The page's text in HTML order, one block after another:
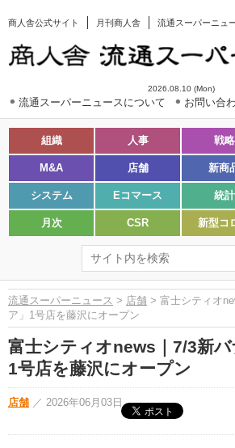
商人舎公式サイト 月刊商人舎 流通スーパーニュ
2026.08.10 (Mon)
流通スーパーニュースについて お問い合
組織 人事 戦略
M&A 店舗 新商
システム Eコマース 統計
月次 CSR 新型コ
流通スーパーニュース > 店舗 > 富士シティオ
ア」1号店を藤沢にオープン
富士シティオnews｜7/3新バ
1号店を藤沢にオープン
店舗 ／ 2026年06月03日